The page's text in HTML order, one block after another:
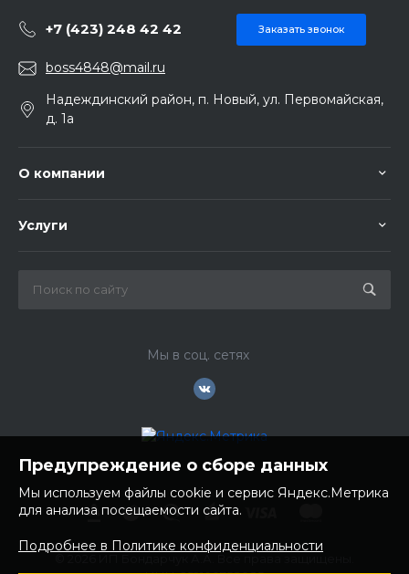
+7 (423) 248 42 42 Заказать звонок
boss4848@mail.ru
Надеждинский район, п. Новый, ул. Первомайская,
д. 1а
О компании
Услуги
Мы в соц. сетях
Предупреждение о сборе данных
Мы используем файлы cookie и сервис Яндекс.Метрика
для анализа посещаемости сайта.
Подробнее в Политике конфиденциальности